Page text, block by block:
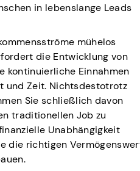
in lebenslange Leads
mühelos
die Entwicklung von
kontinuierliche Einnahmen
und Zeit. Nichtsdestotrotz
Sie schließlich davon
traditionellen Job zu
Unabhängigkeit
die richtigen